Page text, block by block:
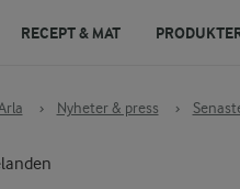
RECEPT & MAT
› Nyheter & press ›